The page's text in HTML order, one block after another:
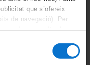
que s’ofereix
de navegació). Per
podeu consultar la